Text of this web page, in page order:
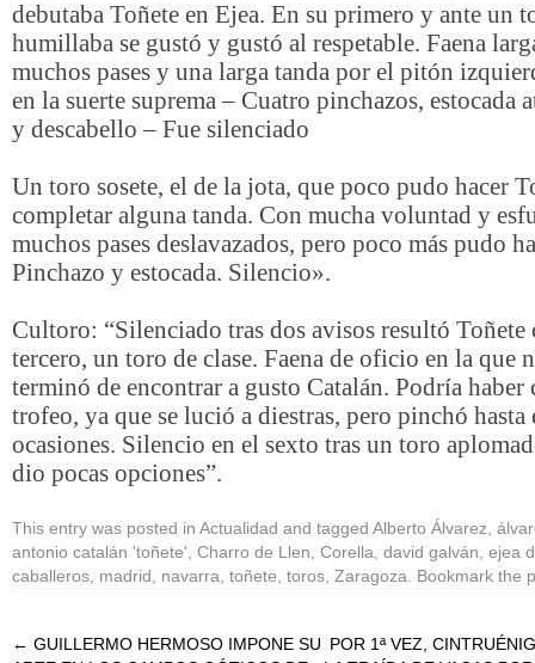
debutaba Toñete en Ejea. En su primero y ante un
humillaba se gustó y gustó al respetable. Faena
muchos pases y una larga tanda por el pitón
en la suerte suprema – Cuatro pinchazos, estocada
y descabello – Fue silenciado
Un toro sosete, el de la jota, que poco pudo hacer
completar alguna tanda. Con mucha voluntad y
muchos pases deslavazados, pero poco más pudo
Pinchazo y estocada. Silencio».
Cultoro: “Silenciado tras dos avisos resultó Toñete
tercero, un toro de clase. Faena de oficio en la que
terminó de encontrar a gusto Catalán. Podría haber
trofeo, ya que se lució a diestras, pero pinchó hasta
ocasiones. Silencio en el sexto tras un toro
dio pocas opciones”.
This entry was posted in Actualidad and tagged Alberto Álvarez
antonio catalán 'toñete' Charro de Llen Corella david galván ejea
caballeros madrid navarra toñete toros Zaragoza . Bookmark the
← GUILLERMO HERMOSO IMPONE SU POR 1ª VEZ,